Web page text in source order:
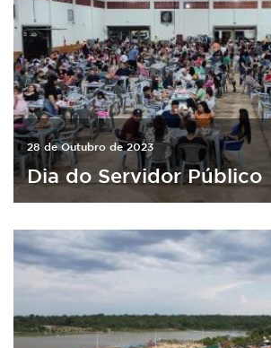
28 de Outubro de 2023
Dia do Servidor Público